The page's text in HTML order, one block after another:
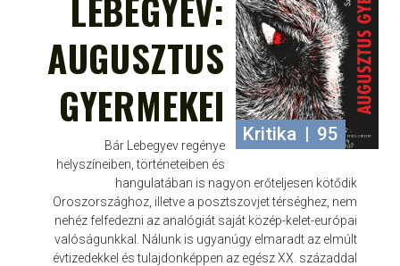
Kritika | 95
LEBEGYEV:
AUGUSZTUS
GYERMEKEI
Bár Lebegyev regénye
helyszíneiben, történeteiben és
hangulatában is nagyon erőteljesen kötődik
Oroszországhoz, illetve a posztszovjet térséghez, nem
nehéz felfedezni az analógiát saját közép-kelet-európai
valóságunkkal. Nálunk is ugyanúgy elmaradt az elmúlt
évtizedekkel és tulajdonképpen az egész XX. századdal